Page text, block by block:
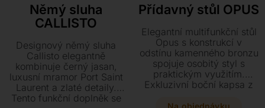
Němý sluha
CALLISTO
Designový němý sluha
Callisto elegantně
kombinuje černý jasan,
luxusní mramor Port Saint
Laurent a zlaté detaily.
Tento funkční doplněk se
Přídavný stůl OPUS
Elegantní multifunkční stůl
Opus s konstrukcí v
odstínu kamenného bronzu
spojuje osobitý styl s
praktickým využitím.
Exkluzivní boční kapsa z